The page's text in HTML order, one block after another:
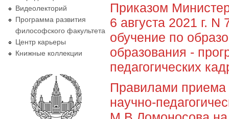
Видеолекторий
Программа развития
философского факультета
Центр карьеры
Книжные коллекции
Приказом
6 августа 2021 г.
обучение по
образования -
педагогических
Правилами приема
научно-